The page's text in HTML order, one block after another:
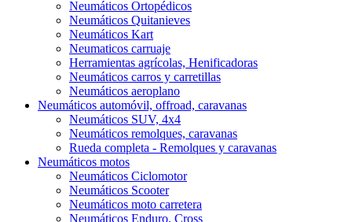
Neumáticos Ortopédicos
Neumáticos Quitanieves
Neumáticos Kart
Neumaticos carruaje
Herramientas agrícolas, Henificadoras
Neumáticos carros y carretillas
Neumáticos aeroplano
Neumáticos automóvil, offroad, caravanas
Neumáticos SUV, 4x4
Neumáticos remolques, caravanas
Rueda completa - Remolques y caravanas
Neumáticos motos
Neumáticos Ciclomotor
Neumáticos Scooter
Neumáticos moto carretera
Neumáticos Enduro, Cross